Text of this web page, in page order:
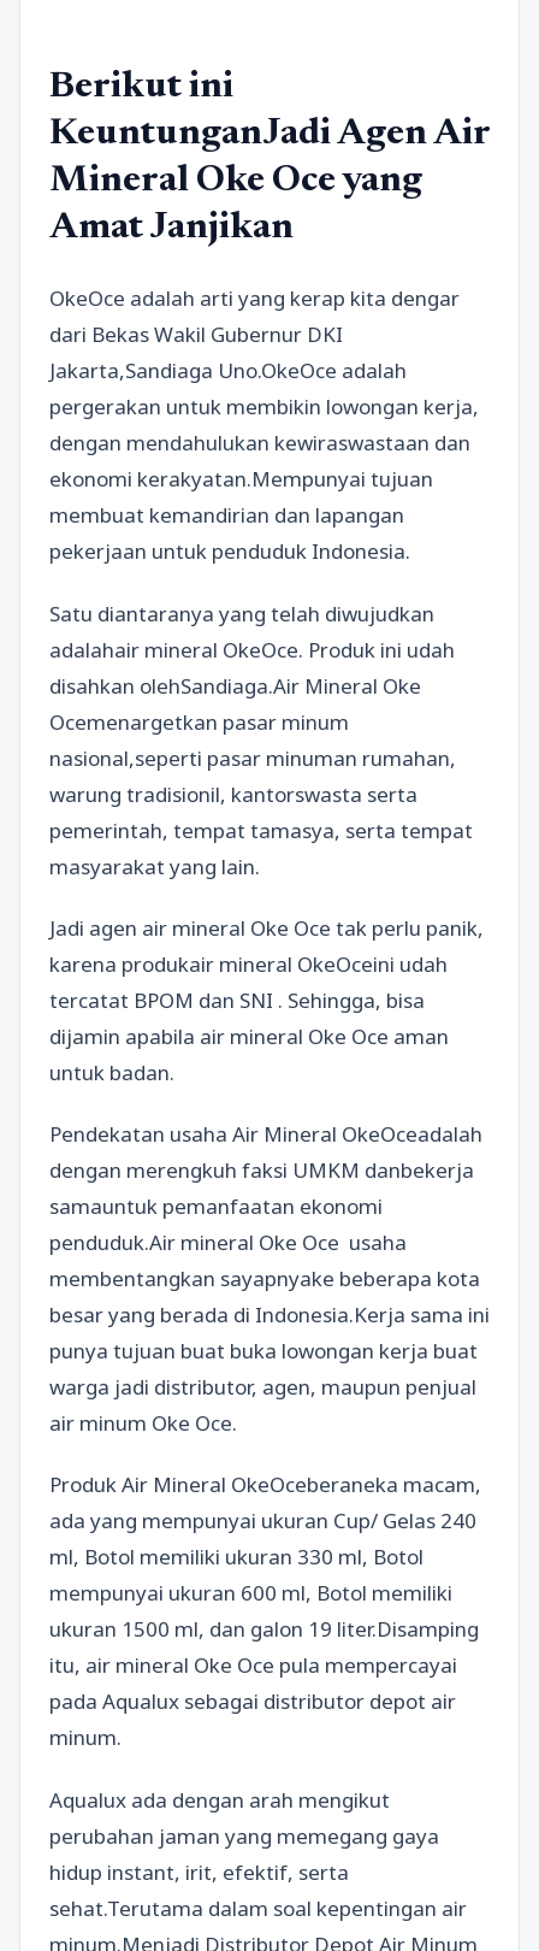
Berikut ini
KeuntunganJadi Agen Air
Mineral Oke Oce yang
Amat Janjikan
OkeOce adalah arti yang kerap kita dengar
dari Bekas Wakil Gubernur DKI
Jakarta,Sandiaga Uno.OkeOce adalah
pergerakan untuk membikin lowongan kerja,
dengan mendahulukan kewiraswastaan dan
ekonomi kerakyatan.Mempunyai tujuan
membuat kemandirian dan lapangan
pekerjaan untuk penduduk Indonesia.
Satu diantaranya yang telah diwujudkan
adalahair mineral OkeOce. Produk ini udah
disahkan olehSandiaga.Air Mineral Oke
Ocemenargetkan pasar minum
nasional,seperti pasar minuman rumahan,
warung tradisionil, kantorswasta serta
pemerintah, tempat tamasya, serta tempat
masyarakat yang lain.
Jadi agen air mineral Oke Oce tak perlu panik,
karena produkair mineral OkeOceini udah
tercatat BPOM dan SNI . Sehingga, bisa
dijamin apabila air mineral Oke Oce aman
untuk badan.
Pendekatan usaha Air Mineral OkeOceadalah
dengan merengkuh faksi UMKM danbekerja
samauntuk pemanfaatan ekonomi
penduduk.Air mineral Oke Oce usaha
membentangkan sayapnyake beberapa kota
besar yang berada di Indonesia.Kerja sama ini
punya tujuan buat buka lowongan kerja buat
warga jadi distributor, agen, maupun penjual
air minum Oke Oce.
Produk Air Mineral OkeOceberaneka macam,
ada yang mempunyai ukuran Cup/ Gelas 240
ml, Botol memiliki ukuran 330 ml, Botol
mempunyai ukuran 600 ml, Botol memiliki
ukuran 1500 ml, dan galon 19 liter.Disamping
itu, air mineral Oke Oce pula mempercayai
pada Aqualux sebagai distributor depot air
minum.
Aqualux ada dengan arah mengikut
perubahan jaman yang memegang gaya
hidup instant, irit, efektif, serta
sehat.Terutama dalam soal kepentingan air
minum.Menjadi Distributor Depot Air Minum